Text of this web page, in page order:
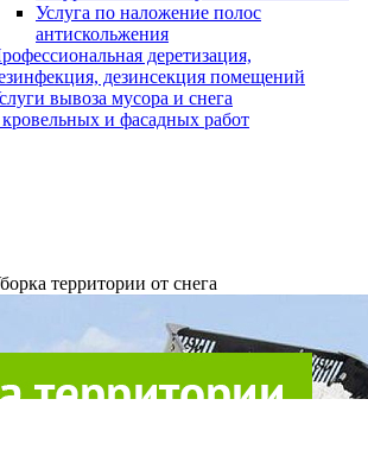
Услуга по наложение полос
антискольжения
деретизация,
дезинсекция помещений
вывоза мусора и снега
и фасадных работ
территории от снега